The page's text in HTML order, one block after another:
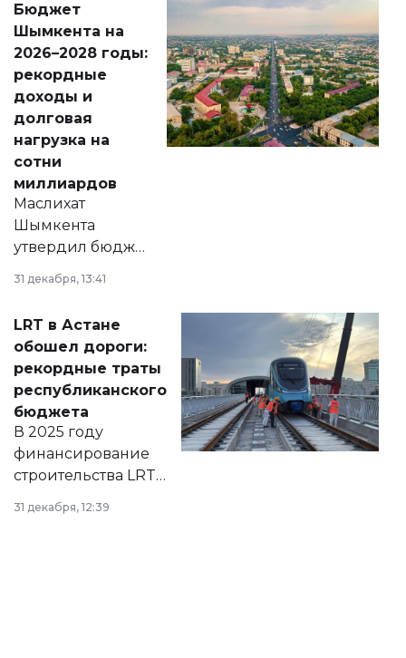
народу
Венесуэлы.
Бюджет
Шымкента на
2026–2028 годы:
рекордные
доходы и
долговая
нагрузка на
сотни
миллиардов
Маслихат
Шымкента
утвердил бюджет
города на 2026–
2028 годы.
документ
появился в базе
нормативных
правовых актов и
на сайте маслихат
города.
31 декабря, 13:41
LRT в Астане
обошел дороги:
рекордные траты
республиканского
бюджета
В 2025 году
финансирование
строительства LRT
в Астане из
республиканского
31 декабря, 12:39